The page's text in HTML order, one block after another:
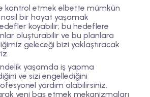
kontrol etmek elbette mümkün
bir hayat yaşamak
koyabilir; bu hedeflere
oluşturabilir ve bu planlara
geleceği bizi yaklaştıracak
yaşamda iş yapma
ve sizi engellediğini
yardım alabilirsiniz.
yeni baş etmek mekanizmaları